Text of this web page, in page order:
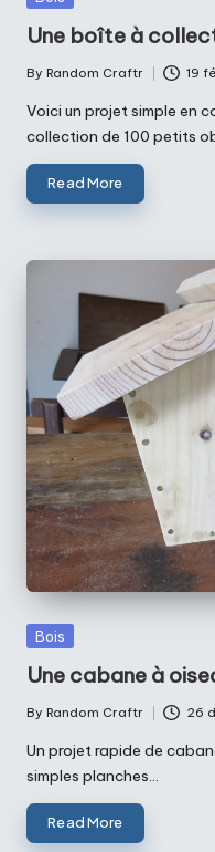
Une boîte à
Posted
by
By Random Craftr 19
Voici un projet simple en
collection de 100 petits
Read More
Posted
Bois
Une cabane à
Posted
by
By Random Craftr 26
Un projet rapide de
simples planches…
Read More